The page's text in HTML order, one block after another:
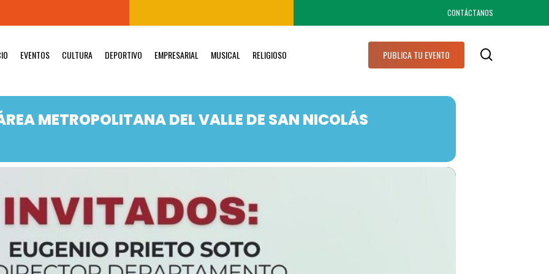
CONTÁCTANOS
EVENTOS CULTURA DEPORTIVO EMPRESARIAL MUSICAL RELIGIOSO PUBLICA TU EVENTO
METROPOLITANA DEL VALLE DE SAN NICOLÁS